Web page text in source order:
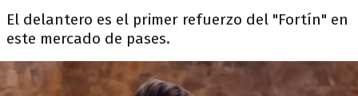
El delantero es el primer refuerzo del "Fortín" en
este mercado de pases.